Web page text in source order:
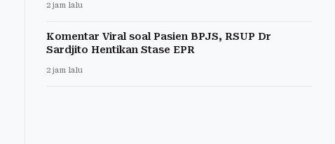
2 jam lalu
Komentar Viral soal Pasien BPJS, RSUP Dr
Sardjito Hentikan Stase EPR
2 jam lalu